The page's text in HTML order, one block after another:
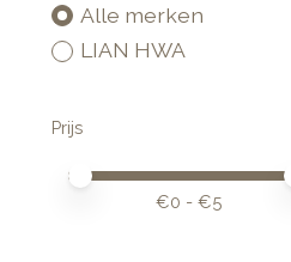
Alle merken
LIAN HWA
Prijs
Minimale prijswaarde
Price maximum value
€0 - €5